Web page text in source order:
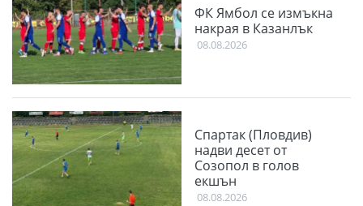
ФК Ямбол се измъкна
накрая в Казанлък
08.08.2026
Спартак (Пловдив)
надви десет от
Созопол в голов
екшън
08.08.2026